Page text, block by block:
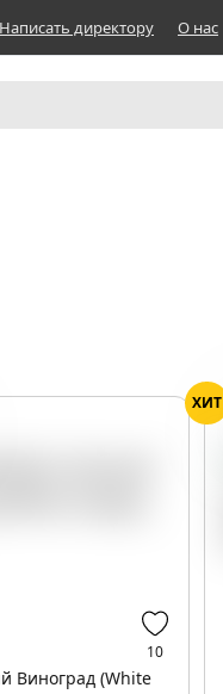
Написать директору О нас
10
Виноград (White
ХИТ